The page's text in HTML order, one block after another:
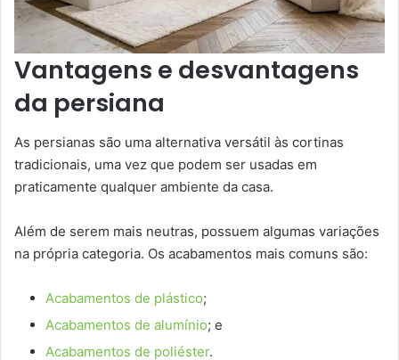
Vantagens e desvantagens
da persiana
As persianas são uma alternativa versátil às cortinas
tradicionais, uma vez que podem ser usadas em
praticamente qualquer ambiente da casa.
Além de serem mais neutras, possuem algumas variações
na própria categoria. Os acabamentos mais comuns são:
Acabamentos de plástico;
Acabamentos de alumínio; e
Acabamentos de poliéster.